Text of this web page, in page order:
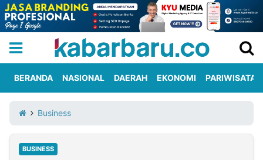
Iklan
Berita
Kami
BERANDA NASIONAL DAERAH EKONOMI PARIWISATA
Business
BUSINESS